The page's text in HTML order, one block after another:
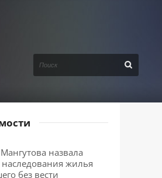
назвала
наследования жилья
без вести